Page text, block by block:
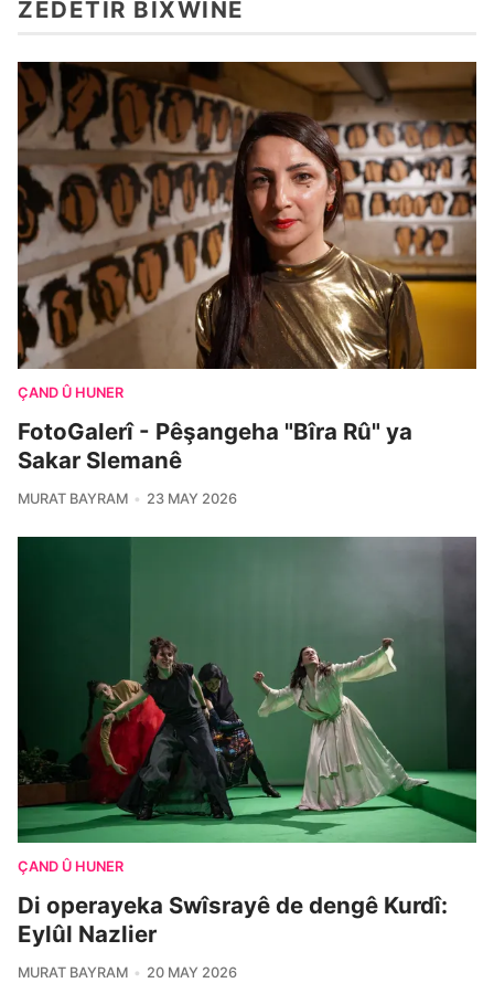
ZÊDETIR BIXWÎNE
ÇAND Û HUNER
FotoGalerî - Pêşangeha "Bîra Rû" ya
Sakar Slemanê
MURAT BAYRAM 23 MAY 2026
ÇAND Û HUNER
Di operayeka Swîsrayê de dengê Kurdî:
Eylûl Nazlier
MURAT BAYRAM 20 MAY 2026